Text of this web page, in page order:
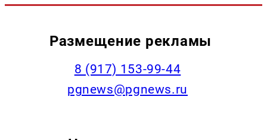
Размещение рекламы
‭8 (917) 153-99-44
pgnews@pgnews.ru